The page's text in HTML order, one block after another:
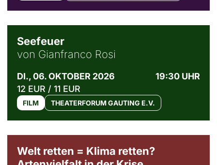
Seefeuer
von Gianfranco Rosi
DI., 06. OKTOBER 2026
19:30 UHR
12 EUR / 11 EUR
FILM THEATERFORUM GAUTING E.V.
Welt retten = Klima retten?